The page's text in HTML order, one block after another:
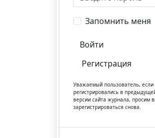
Запомнить меня
Войти
Регистрация
Уважаемый пользователь, если
регистрировались в
версии сайта журнала, просим
зарегистрироваться снова.